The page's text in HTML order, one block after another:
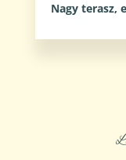
Nagy terasz,